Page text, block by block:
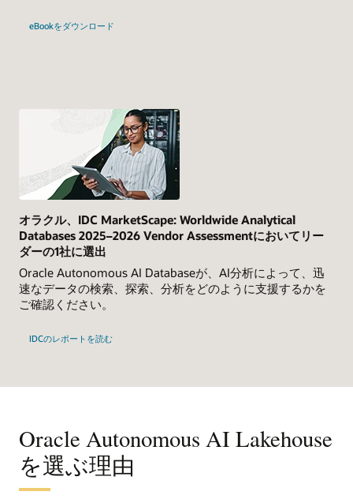
eBookをダウンロード
オラクル、IDC MarketScape: Worldwide Analytical
Databases 2025–2026 Vendor Assessmentにおいてリー
ダーの1社に選出
Oracle Autonomous AI Databaseが、AI分析によって、迅
速なデータの検索、探索、分析をどのように支援するかを
ご確認ください。
IDCのレポートを読む
Oracle Autonomous AI Lakehouse
を選ぶ理由